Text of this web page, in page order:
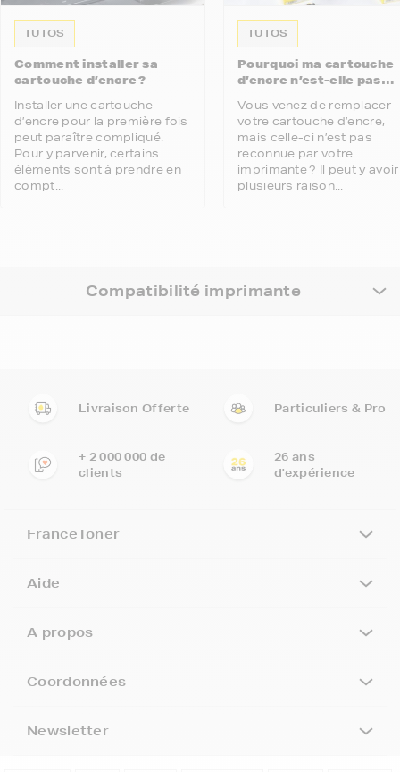
TUTOS
Comment installer sa
cartouche d’encre ?
Installer une cartouche
d’encre pour la première fois
peut paraître compliqué.
Pour y parvenir, certains
éléments sont à prendre en
compt...
TUTOS
Pourquoi ma cartouche
d’encre n’est-elle pas
imprimante ?
Vous venez de remplacer
votre cartouche d’encre,
mais celle-ci n’est pas
reconnue par votre
imprimante ? Il peut y avoir
plusieurs raison...
Compatibilité imprimante
Livraison Offerte Particuliers & Pro
+ 2 000 000 de
clients
26 ans
d'expérience
FranceToner
Aide
A propos
Coordonnées
Newsletter